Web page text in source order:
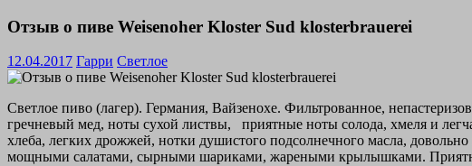
Отзыв о пиве Weisenoher Kloster Sud klosterbrauerei
12.04.2017 Гарри Светлое
Светлое пиво (лагер). Германия, Вайзенохе. Фильтрованное,
гречневый мед, ноты сухой листвы, приятные ноты солода, хмеля и
хлеба, легких дрожжей, нотки душистого подсолнечного масла,
мощными салатами, сырными шариками, жареными крылышками. Приятно